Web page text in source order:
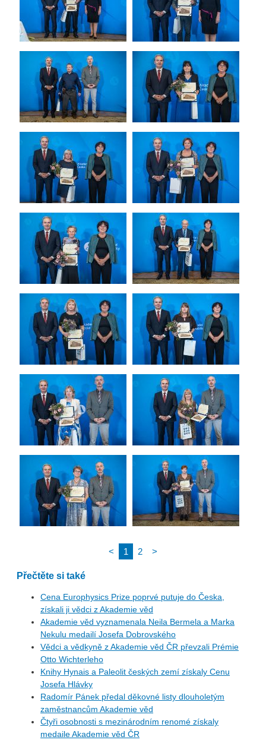
< 1 2 >
Přečtěte si také
Cena Europhysics Prize poprvé putuje do Česka,
získali ji vědci z Akademie věd
Akademie věd vyznamenala Neila Bermela a Marka
Nekulu medailí Josefa Dobrovského
Vědci a vědkyně z Akademie věd ČR převzali Prémie
Otto Wichterleho
Knihy Hynais a Paleolit českých zemí získaly Cenu
Josefa Hlávky
Radomír Pánek předal děkovné listy dlouholetým
zaměstnancům Akademie věd
Čtyři osobnosti s mezinárodním renomé získaly
medaile Akademie věd ČR